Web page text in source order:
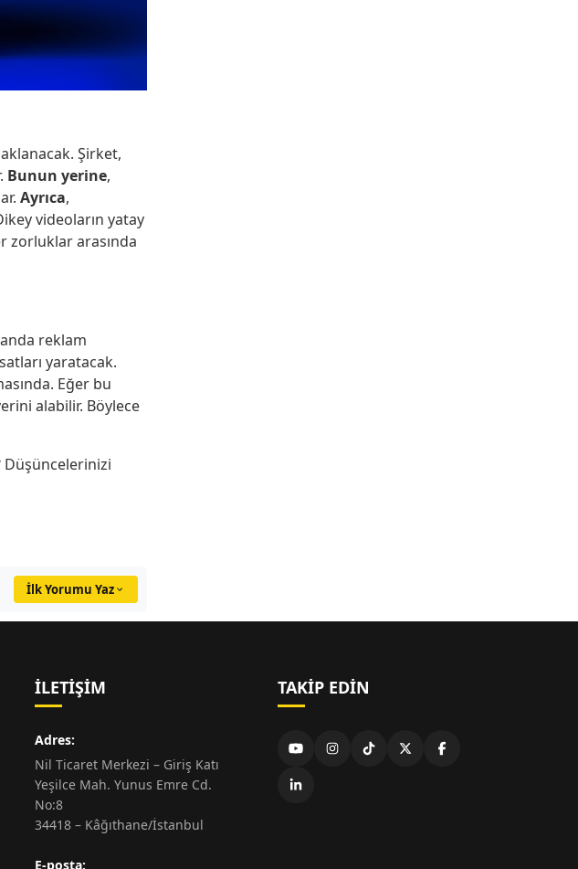
Şirket,
Bunun yerine,
Ayrıca,
videoların yatay
zorluklar arasında
reklam
yaratacak.
Eğer bu
alabilir. Böylece
Düşüncelerinizi
İlk Yorumu Yaz
İLETIŞIM
Adres:
Nil Ticaret Merkezi – Giriş Katı
Yeşilce Mah. Yunus Emre Cd.
No:8
34418 – Kâğıthane/İstanbul
E-posta:
TAKIP EDIN